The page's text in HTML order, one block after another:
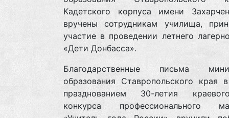
Кадетского корпуса имени
вручены сотрудникам училища,
участие в проведении летнего
«Дети Донбасса».
Благодарственные письма
образования Ставропольского края
празднованием 30-летия
конкурса профессионального